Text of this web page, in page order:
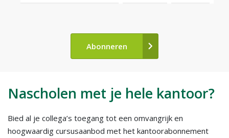
Abonneren
Nascholen met je hele kantoor?
Bied al je collega’s toegang tot een omvangrijk en
hoogwaardig cursusaanbod met het kantoorabonnement